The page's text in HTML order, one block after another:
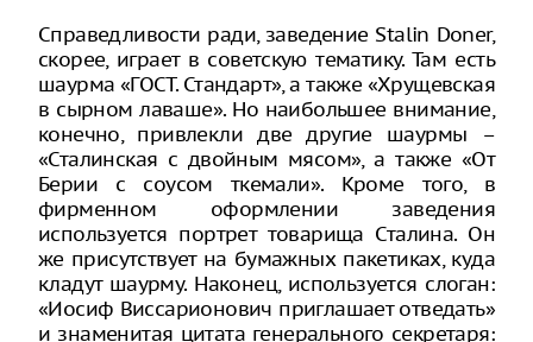
Справедливости ради, заведение Stalin Doner,
скорее, играет в советскую тематику. Там есть
шаурма «ГОСТ. Стандарт», а также «Хрущевская
в сырном лаваше». Но наибольшее внимание,
конечно, привлекли две другие шаурмы –
«Сталинская с двойным мясом», а также «От
Берии с соусом ткемали». Кроме того, в
фирменном оформлении заведения
используется портрет товарища Сталина. Он
же присутствует на бумажных пакетиках, куда
кладут шаурму. Наконец, используется слоган:
«Иосиф Виссарионович приглашает отведать»
и знаменитая цитата генерального секретаря: